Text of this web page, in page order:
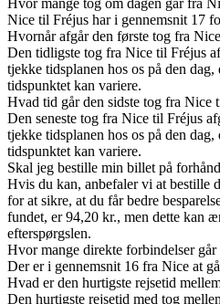
Nice til Fréjus har i gennemsnit 17
Hvornår afgår den første tog fra
Den tidligste tog fra Nice til Fréjus
tjekke tidsplanen hos os på den dag,
tidspunktet kan variere.
Hvad tid går den sidste tog fra Nice
Den seneste tog fra Nice til Fréjus
tjekke tidsplanen hos os på den dag,
tidspunktet kan variere.
Skal jeg bestille min billet på
Hvis du kan, anbefaler vi at bestille
for at sikre, at du får bedre
fundet, er 94,20 kr., men dette kan
efterspørgslen.
Hvor mange direkte forbindelser
Der er i gennemsnit 16 fra Nice at
Hvad er den hurtigste rejsetid
Den hurtigste rejsetid med tog